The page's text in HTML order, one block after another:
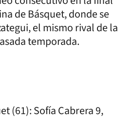
de Básquet, donde se
el mismo rival de la
temporada.
(61): Sofía Cabrera 9,